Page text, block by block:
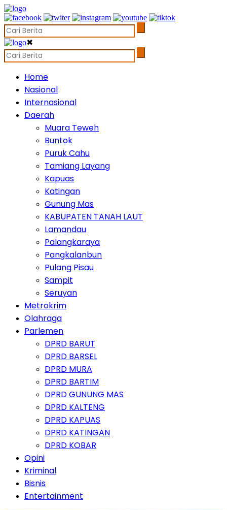
✖
Home
Nasional
Internasional
Daerah
Muara Teweh
Buntok
Puruk Cahu
Tamiang Layang
Kapuas
Katingan
Gunung Mas
KABUPATEN TANAH LAUT
Lamandau
Palangkaraya
Pangkalanbun
Pulang Pisau
Sampit
Seruyan
Metrokrim
Olahraga
Parlemen
DPRD BARUT
DPRD BARSEL
DPRD MURA
DPRD BARTIM
DPRD GUNUNG MAS
DPRD KALTENG
DPRD KAPUAS
DPRD KATINGAN
DPRD KOBAR
Opini
Kriminal
Bisnis
Entertainment